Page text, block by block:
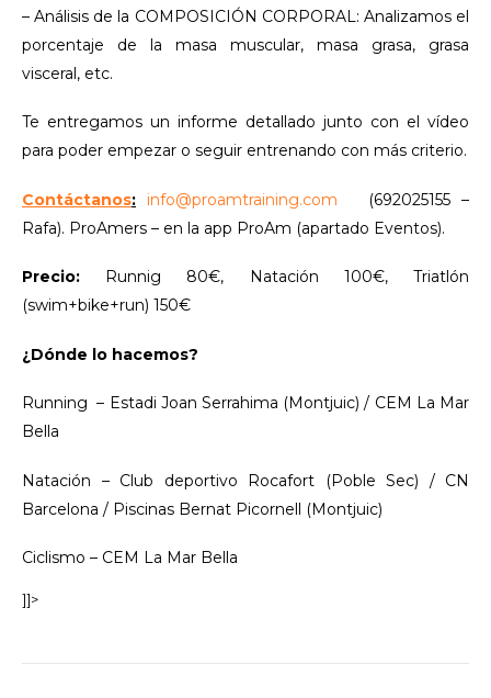
– Análisis de la COMPOSICIÓN CORPORAL: Analizamos el
porcentaje de la masa muscular, masa grasa, grasa
visceral, etc.
Te entregamos un informe detallado junto con el vídeo
para poder empezar o seguir entrenando con más criterio.
Contáctanos: info@proamtraining.com (692025155 –
Rafa). ProAmers – en la app ProAm (apartado Eventos).
Precio: Runnig 80€, Natación 100€, Triatlón
(swim+bike+run) 150€
¿Dónde lo hacemos?
Running – Estadi Joan Serrahima (Montjuic) / CEM La Mar
Bella
Natación – Club deportivo Rocafort (Poble Sec) / CN
Barcelona / Piscinas Bernat Picornell (Montjuic)
Ciclismo – CEM La Mar Bella
]]>